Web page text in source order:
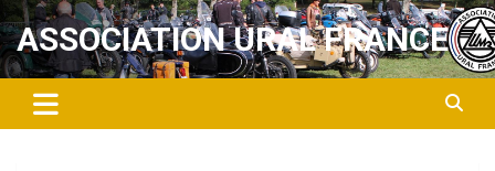
Aller
au
contenu
ASSOCIATION URAL FRANCE